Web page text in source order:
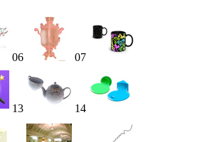
06 07
13 14